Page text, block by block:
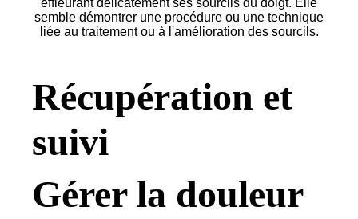
Récupération et
suivi
Gérer la douleur